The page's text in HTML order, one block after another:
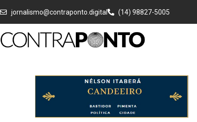
para
conteúdo
jornalismo@contraponto.digital (14) 98827-5005